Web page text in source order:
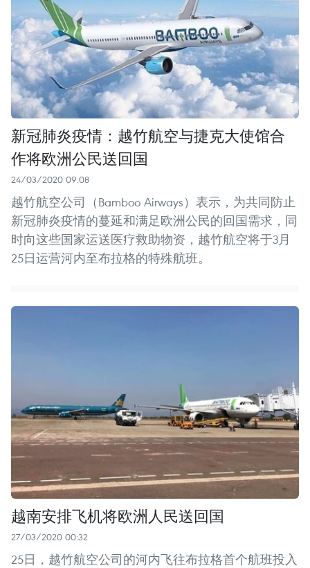
新冠肺炎疫情：越竹航空与捷克大使馆合
作将欧洲公民送回国
24/03/2020 09:08
越竹航空公司（Bamboo Airways）表示，为共同防止
新冠肺炎疫情的蔓延和满足欧洲公民的回国需求，同
时向这些国家运送医疗救助物资，越竹航空将于3月
25日运营河内至布拉格的特殊航班。
越南安排飞机将欧洲人民送回国
27/03/2020 00:32
25日，越竹航空公司的河内飞往布拉格首个航班投入